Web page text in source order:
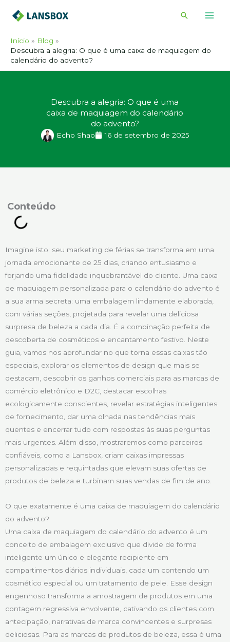
para
conteúdo
Pesquisar
Início
Blog
Descubra a alegria: O que é uma caixa de maquiagem do
calendário do advento?
Descubra a alegria: O que é uma
caixa de maquiagem do calendário
do advento?
Echo Shao 16 de setembro de 2025
Imagine isto: seu marketing de férias se transforma em uma
jornada emocionante de 25 dias, criando entusiasmo e
forjando uma fidelidade inquebrantável do cliente. Uma caixa
de maquiagem personalizada para o calendário do advento é
a sua arma secreta: uma embalagem lindamente elaborada,
com várias seções, projetada para revelar uma deliciosa
surpresa de beleza a cada dia. É a combinação perfeita de
descoberta de cosméticos e encantamento festivo. Neste
guia, vamos nos aprofundar no que torna essas caixas tão
especiais, explorar os elementos de design que mais se
destacam, descobrir os ganhos comerciais para as marcas de
comércio eletrônico e D2C, destacar escolhas
ecologicamente conscientes, revelar estratégias inteligentes
de fornecimento, dar uma olhada nas tendências mais
quentes e encerrar tudo com respostas às suas perguntas
mais urgentes. Além disso, mostraremos como parceiros
confiáveis, como a Lansbox, criam caixas impressas
personalizadas e requintadas que elevam suas ofertas de
produtos de beleza e turbinam suas vendas de fim de ano.
O que exatamente é uma caixa de maquiagem do calendário
do advento?
Uma caixa de maquiagem do calendário do advento é um
conceito de embalagem exclusivo que divide de forma
inteligente um único e elegante recipiente em
compartimentos diários individuais, cada um contendo um
cosmético especial ou um tratamento de pele. Esse design
engenhoso transforma a amostragem de produtos em uma
contagem regressiva envolvente, cativando os clientes com
antecipação, narrativas de marca convincentes e surpresas
deliciosas. Para as marcas de produtos de beleza, essa é uma